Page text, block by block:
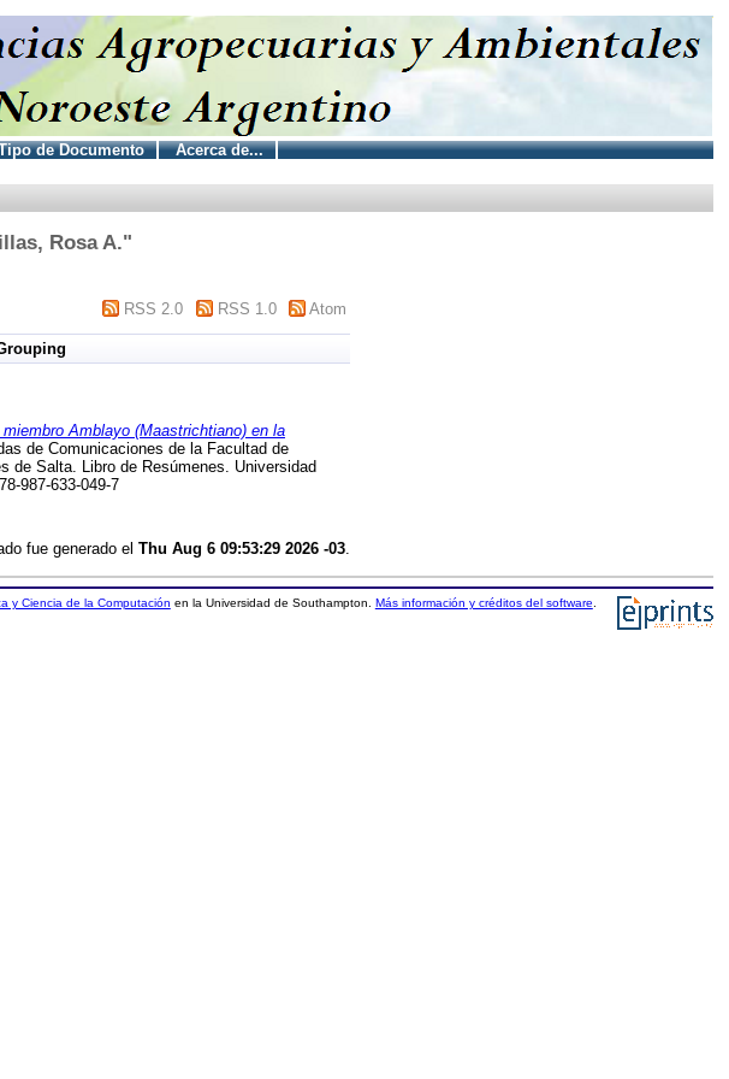
de Documento Acerca de...
Rosa A."
RSS 2.0 RSS 1.0 Atom
Amblayo (Maastrichtiano) en la
de Comunicaciones de la Facultad de
de Salta. Libro de Resúmenes. Universidad
987-633-049-7
fue generado el Thu Aug 6 09:53:29 2026 -03
y Ciencia de la Computación en la Universidad de Southampton. Más información y créditos del software